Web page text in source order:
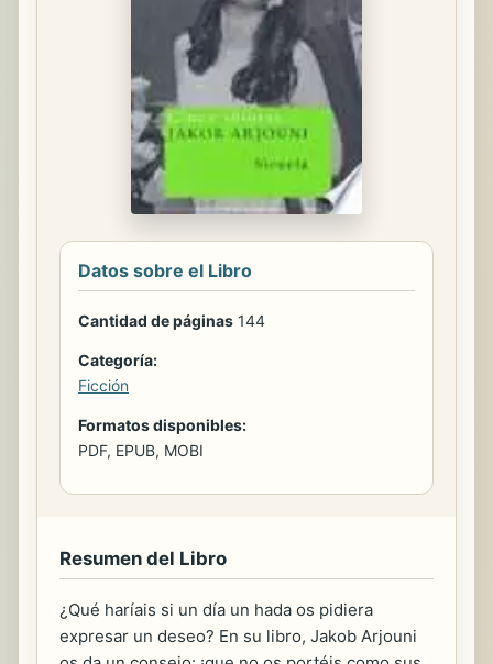
Datos sobre el Libro
Cantidad de páginas 144
Categoría:
Ficción
Formatos disponibles:
PDF, EPUB, MOBI
Resumen del Libro
¿Qué haríais si un día un hada os pidiera
expresar un deseo? En su libro, Jakob Arjouni